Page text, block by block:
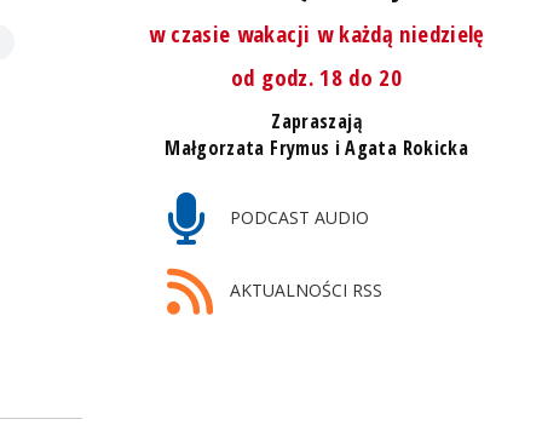
w czasie wakacji w każdą niedzielę
od godz. 18 do 20
Zapraszają
Małgorzata Frymus i Agata Rokicka
PODCAST AUDIO
AKTUALNOŚCI RSS